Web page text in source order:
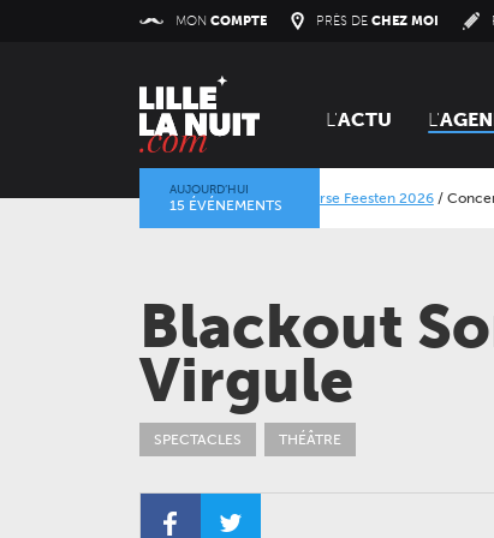
MON COMPTE PRÈS DE CHEZ MOI
L'ACTU L'
AUJOURD’HUI
15 ÉVÉNEMENTS
Lokerse Feesten 2026/Concerts Le
Blackout
Virgule
SPECTACLES THÉÂTRE